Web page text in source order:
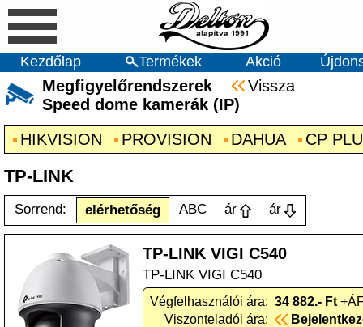
Kezdőlap Termékek Akció
Megfigyelőrendszerek
Vissza
Speed dome kamerák (IP)
HIKVISION
PROVISION DAHUA CP
TP-LINK
Sorrend: elérhetőség ABC ár ár
TP-LINK VIGI C540
TP-LINK VIGI C540
Végfelhasználói ára: 34 882.- Ft
Viszonteladói ára: